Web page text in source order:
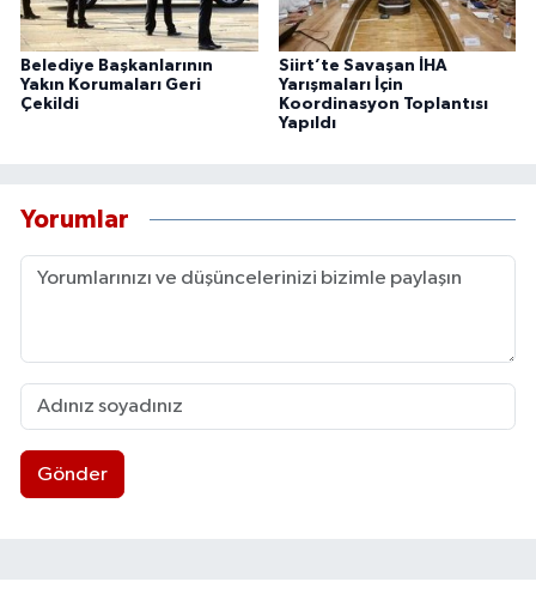
Belediye Başkanlarının
Yakın Korumaları Geri
Çekildi
Siirt’te Savaşan İHA
Yarışmaları İçin
Koordinasyon Toplantısı
Yapıldı
Yorumlar
Gönder